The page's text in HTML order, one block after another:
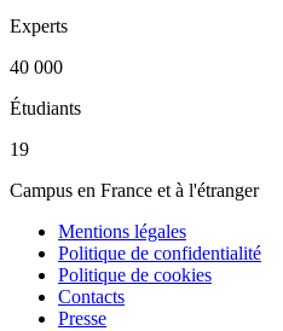
Experts
40 000
Étudiants
19
Campus en France et à l'étranger
Mentions légales
Politique de confidentialité
Politique de cookies
Contacts
Presse